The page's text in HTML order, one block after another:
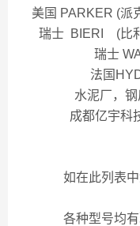
美国 PARKER (派
瑞士 BIERI (比
瑞士
法国
水泥厂，钢
成都亿宇科
如在此列表
各种型号均